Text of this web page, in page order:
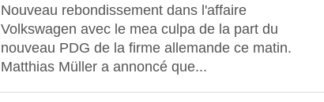
Nouveau rebondissement dans l'affaire
Volkswagen avec le mea culpa de la part du
nouveau PDG de la firme allemande ce matin.
Matthias Müller a annoncé que...